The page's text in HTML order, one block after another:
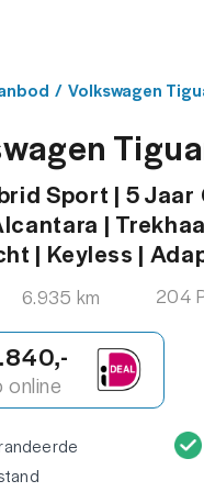
/ Volkswagen
Sport | 5 Jaar
|
| Keyless |
6.935 km 204
online